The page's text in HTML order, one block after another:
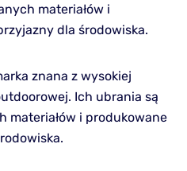
materiałów i
dla środowiska.
znana z wysokiej
Ich ubrania są
materiałów i produkowane